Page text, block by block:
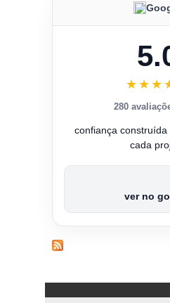
280
confiança
cada
ver no